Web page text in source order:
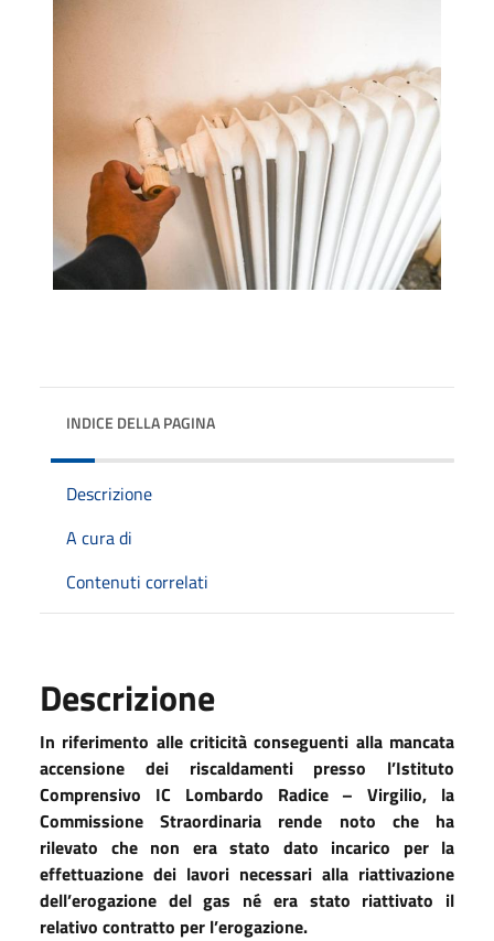
INDICE DELLA PAGINA
Descrizione
A cura di
Contenuti correlati
Descrizione
In riferimento alle criticità conseguenti alla mancata
accensione dei riscaldamenti presso l’Istituto
Comprensivo IC Lombardo Radice – Virgilio, la
Commissione Straordinaria rende noto che ha
rilevato che non era stato dato incarico per la
effettuazione dei lavori necessari alla riattivazione
dell’erogazione del gas né era stato riattivato il
relativo contratto per l’erogazione.